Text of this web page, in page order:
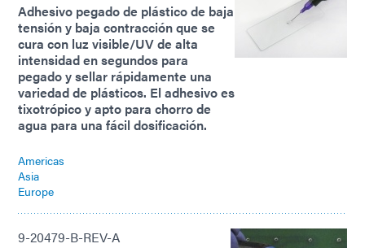
Adhesivo pegado de plástico de baja
tensión y baja contracción que se
cura con luz visible/UV de alta
intensidad en segundos para
pegado y sellar rápidamente una
variedad de plásticos. El adhesivo es
tixotrópico y apto para chorro de
agua para una fácil dosificación.
Americas
Asia
Europe
9-20479-B-REV-A